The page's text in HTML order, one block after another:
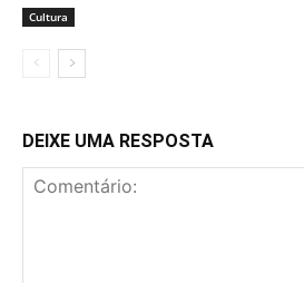
Cultura
DEIXE UMA RESPOSTA